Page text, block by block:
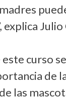
Julio
curso
de
las